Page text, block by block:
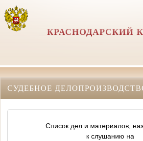
КРАСНОДАРСКИЙ
СУДЕБНОЕ
Список дел и материалов,
к слушанию на